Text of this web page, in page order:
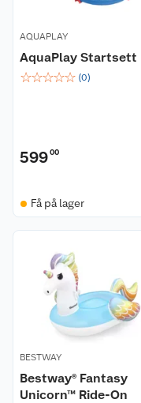
AQUAPLAY
AquaPlay Startsett
☆☆☆☆☆ (0)
59900
Få på lager
BESTWAY
Bestway® Fantasy
Unicorn™ Ride-On